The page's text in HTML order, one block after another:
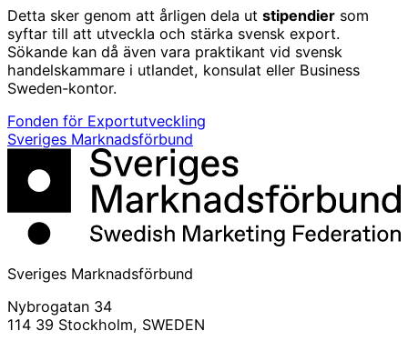
Detta sker genom att årligen dela ut stipendier som
syftar till att utveckla och stärka svensk export.
Sökande kan då även vara praktikant vid svensk
handelskammare i utlandet, konsulat eller Business
Sweden-kontor.
Fonden för Exportutveckling
Sveriges Marknadsförbund
Sveriges Marknadsförbund
Nybrogatan 34
114 39 Stockholm, SWEDEN